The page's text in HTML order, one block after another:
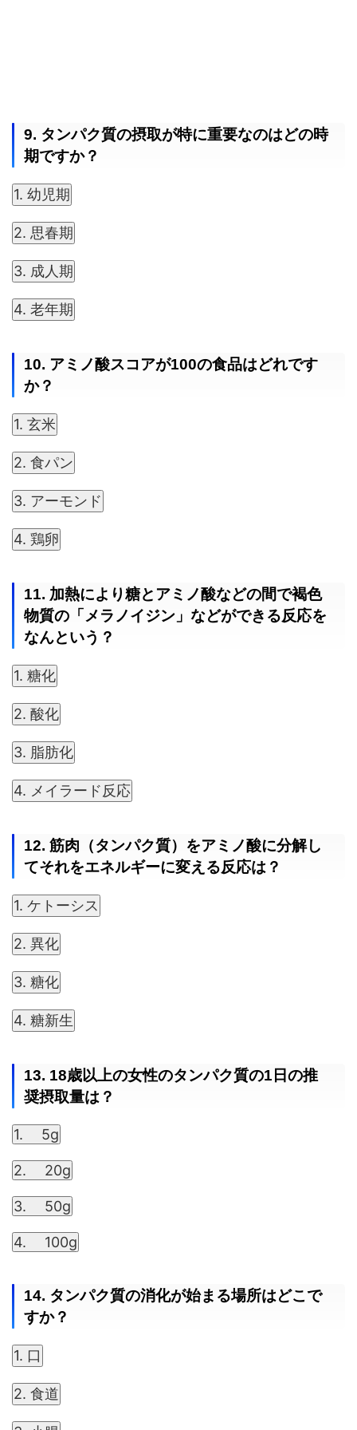
9. タンパク質の摂取が特に重要なのはどの時
期ですか？
1. 幼児期
2. 思春期
3. 成人期
4. 老年期
10. アミノ酸スコアが100の食品はどれです
か？
1. 玄米
2. 食パン
3. アーモンド
4. 鶏卵
11. 加熱により糖とアミノ酸などの間で褐色
物質の「メラノイジン」などができる反応を
なんという？
1. 糖化
2. 酸化
3. 脂肪化
4. メイラード反応
12. 筋肉（タンパク質）をアミノ酸に分解し
てそれをエネルギーに変える反応は？
1. ケトーシス
2. 異化
3. 糖化
4. 糖新生
13. 18歳以上の女性のタンパク質の1日の推
奨摂取量は？
1. 5g
2. 20g
3. 50g
4. 100g
14. タンパク質の消化が始まる場所はどこで
すか？
1. 口
2. 食道